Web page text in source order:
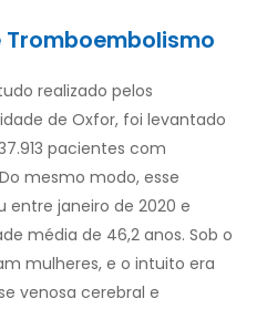
Tromboembolismo
realizado pelos
de Oxfor, foi levantado
pacientes com
mesmo modo, esse
janeiro de 2020 e
média de 46,2 anos. Sob o
mulheres, e o intuito era
venosa cerebral e